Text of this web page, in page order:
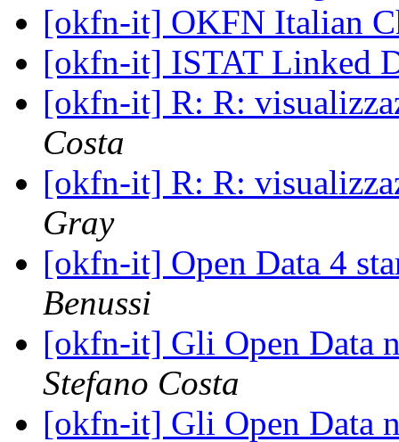
[okfn-it] OKFN Italian
[okfn-it] ISTAT Linked
[okfn-it] R: R:
Costa
[okfn-it] R: R:
Gray
[okfn-it] Open Data 4
Benussi
[okfn-it] Gli Open Data
Stefano Costa
[okfn-it] Gli Open Data